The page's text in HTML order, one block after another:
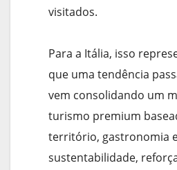
visitados.
Para a Itália, isso
que uma tendência
vem consolidando um
turismo premium
território, gastronomia
sustentabilidade,